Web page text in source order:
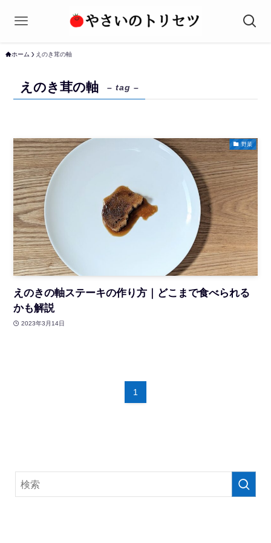
ホーム えのき茸の軸
えのき茸の軸 – tag –
野菜
えのきの軸ステーキの作り方｜どこまで食べられる
かも解説
2023年3月14日
1